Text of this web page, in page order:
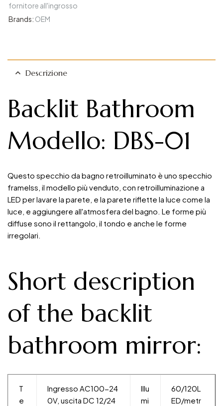
fornitore all'ingrosso
Brands: OEM
Descrizione
Backlit Bathroom
Modello: DBS-01
Questo specchio da bagno retroilluminato è uno specchio
framelss, il modello più venduto, con retroilluminazione a
LED per lavare la parete, e la parete riflette la luce come la
luce, e aggiungere all'atmosfera del bagno. Le forme più
diffuse sono il rettangolo, il tondo e anche le forme
irregolari.
Short description
of the backlit
bathroom mirror:
T
e
Ingresso AC100-24
0V, uscita DC 12/24
Illu
mi
60/120L
ED/metr